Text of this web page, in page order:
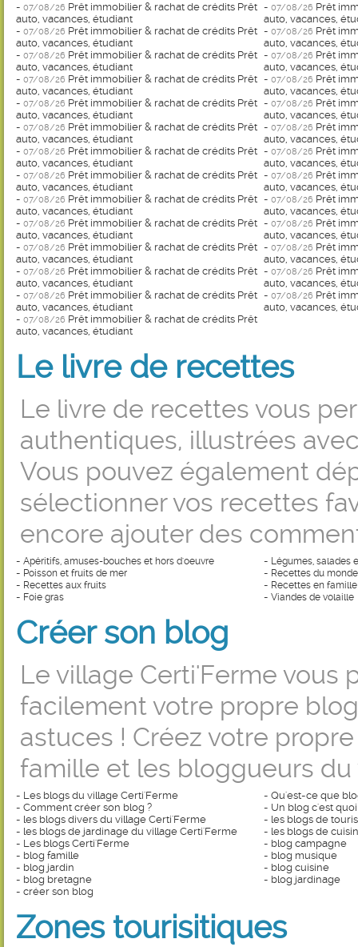
- 07/08/26 Prêt immobilier & rachat de crédits Prêt
auto, vacances, étudiant
-07/08/26 Prêt
auto, vacances,
- 07/08/26 Prêt immobilier & rachat de crédits Prêt
auto, vacances, étudiant
-07/08/26 Prêt
auto, vacances,
- 07/08/26 Prêt immobilier & rachat de crédits Prêt
auto, vacances, étudiant
-07/08/26 Prêt
auto, vacances,
- 07/08/26 Prêt immobilier & rachat de crédits Prêt
auto, vacances, étudiant
-07/08/26 Prêt
auto, vacances,
- 07/08/26 Prêt immobilier & rachat de crédits Prêt
auto, vacances, étudiant
-07/08/26 Prêt
auto, vacances,
- 07/08/26 Prêt immobilier & rachat de crédits Prêt
auto, vacances, étudiant
-07/08/26 Prêt
auto, vacances,
- 07/08/26 Prêt immobilier & rachat de crédits Prêt
auto, vacances, étudiant
-07/08/26 Prêt
auto, vacances,
- 07/08/26 Prêt immobilier & rachat de crédits Prêt
auto, vacances, étudiant
-07/08/26 Prêt
auto, vacances,
- 07/08/26 Prêt immobilier & rachat de crédits Prêt
auto, vacances, étudiant
-07/08/26 Prêt
auto, vacances,
- 07/08/26 Prêt immobilier & rachat de crédits Prêt
auto, vacances, étudiant
-07/08/26 Prêt
auto, vacances,
- 07/08/26 Prêt immobilier & rachat de crédits Prêt
auto, vacances, étudiant
-07/08/26 Prêt
auto, vacances,
- 07/08/26 Prêt immobilier & rachat de crédits Prêt
auto, vacances, étudiant
-07/08/26 Prêt
auto, vacances,
- 07/08/26 Prêt immobilier & rachat de crédits Prêt
auto, vacances, étudiant
-07/08/26 Prêt
auto, vacances,
- 07/08/26 Prêt immobilier & rachat de crédits Prêt
auto, vacances, étudiant
Le livre de recettes
Le livre de recettes vous
authentiques, illustrées
Vous pouvez également
sélectionner vos recettes
encore ajouter des
- Apéritifs, amuses-bouches et hors d'oeuvre - Légumes, salades
- Poisson et fruits de mer - Recettes du
- Recettes aux fruits - Recettes en
- Foie gras -Viandes de volaille
Créer son blog
Le village Certi'Ferme
facilement votre propre
astuces ! Créez votre
famille et les bloggueurs du
- Les blogs du village Certi'Ferme -Qu'est-ce que
- Comment créer son blog ? - Un blog c'est quoi
- les blogs divers du village Certi'Ferme - les blogs de
- les blogs de jardinage du village Certi'Ferme - les blogs de
- Les blogs Certi'Ferme - blog campagne
- blog famille - blog musique
- blog jardin - blog cuisine
- blog bretagne - blog jardinage
- créer son blog
Zones tourisitiques